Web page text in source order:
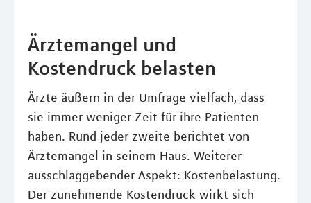
Ärztemangel und
Kostendruck belasten
Ärzte äußern in der Umfrage vielfach, dass
sie immer weniger Zeit für ihre Patienten
haben. Rund jeder zweite berichtet von
Ärztemangel in seinem Haus. Weiterer
ausschlaggebender Aspekt: Kostenbelastung.
Der zunehmende Kostendruck wirkt sich